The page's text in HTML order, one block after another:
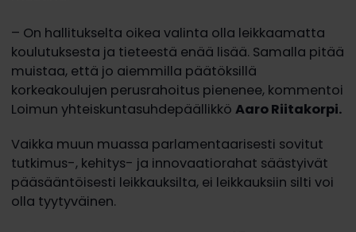
– On hallitukselta oikea valinta olla leikkaamatta
koulutuksesta ja tieteestä enää lisää. Samalla pitää
muistaa, että jo aiemmilla päätöksillä
korkeakoulujen perusrahoitus pienenee, kommentoi
Loimun yhteiskuntasuhdepäällikkö Aaro Riitakorpi.
Vaikka muun muassa parlamentaarisesti sovitut
tutkimus-, kehitys- ja innovaatiorahat säästyivät
pääsääntöisesti leikkauksilta, ei leikkauksiin silti voi
olla tyytyväinen.